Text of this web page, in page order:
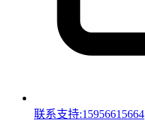
联系支持:15956615664